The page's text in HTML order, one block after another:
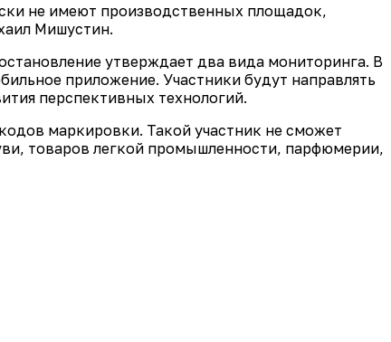
не имеют производственных площадок,
Мишустин.
утверждает два вида мониторинга. В
приложение. Участники будут направлять
перспективных технологий.
маркировки. Такой участник не сможет
товаров легкой промышленности, парфюмерии,